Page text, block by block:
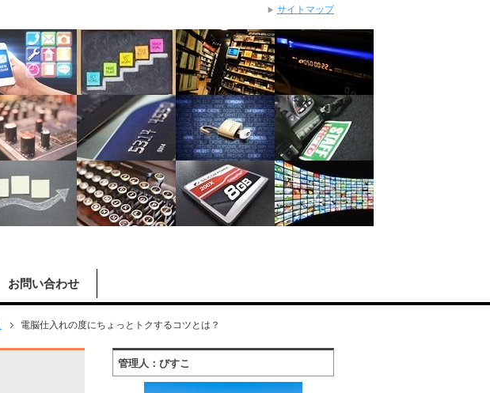
お問い合わせ
電脳仕入れの度にちょっとトクするコツとは？
管理人：びすこ
サイトマップ